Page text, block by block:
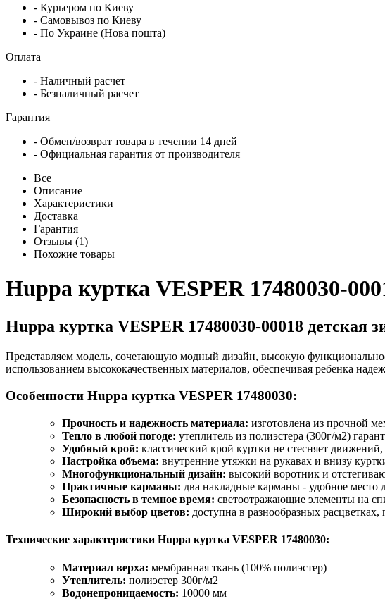
- Курьером по Киеву
- Самовывоз по Киеву
- По Украине (Нова пошта)
Оплата
- Наличный расчет
- Безналичный расчет
Гарантия
- Обмен/возврат товара в течении 14 дней
- Официальная гарантия от производителя
Все
Описание
Характеристики
Доставка
Гарантия
Отзывы (1)
Похожие товары
Huppa куртка VESPER 17480030-
Huppa куртка VESPER 17480030-00018 детская
Представляем модель, сочетающую модный дизайн, высокую
использованием высококачественных материалов, обеспечивая ребенка
Особенности Huppa куртка VESPER 17480030:
Прочность и надежность материала: изготовлена из прочной
Тепло в любой погоде: утеплитель из полиэстера (300г/м2)
Удобный крой: классический крой куртки не стесняет
Настройка объема: внутренние утяжки на рукавах и внизу
Многофункциональный дизайн: высокий воротник и
Практичные карманы: два накладные карманы - удобное место
Безопасность в темное время: светоотражающие элементы на
Широкий выбор цветов: доступна в разнообразных
Технические характеристики Huppa куртка VESPER 17480030:
Материал верха: мембранная ткань (100% полиэстер)
Утеплитель: полиэстер 300г/м2
Водонепроницаемость: 10000 мм